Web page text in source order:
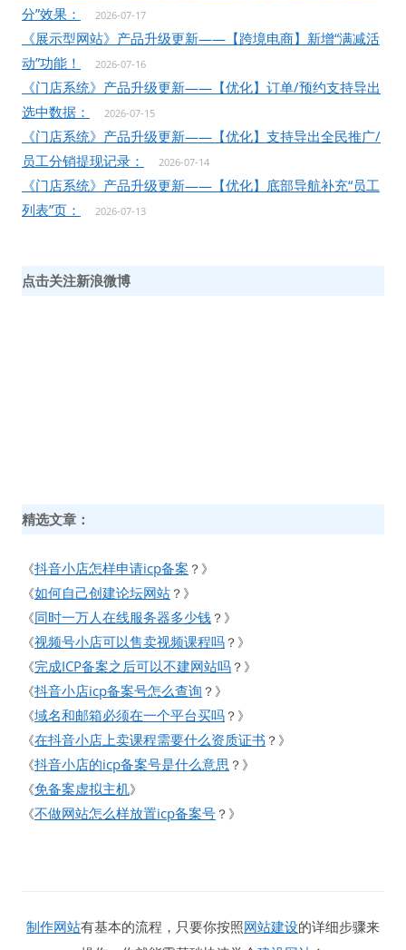
分”效果：
2026-07-17
《展示型网站》产品升级更新——【跨境电商】新增“满减活
动”功能！
2026-07-16
《门店系统》产品升级更新——【优化】订单/预约支持导出
选中数据：
2026-07-15
《门店系统》产品升级更新——【优化】支持导出全民推广/
员工分销提现记录：
2026-07-14
《门店系统》产品升级更新——【优化】底部导航补充“员工
列表”页：
2026-07-13
点击关注新浪微博
精选文章：
《抖音小店怎样申请icp备案 ？》
《如何自己创建论坛网站 ？》
《同时一万人在线服务器多少钱 ？》
《视频号小店可以售卖视频课程吗 ？》
《完成ICP备案之后可以不建网站吗 ？》
《抖音小店icp备案号怎么查询 ？》
《域名和邮箱必须在一个平台买吗 ？》
《在抖音小店上卖课程需要什么资质证书 ？》
《抖音小店的icp备案号是什么意思 ？》
《免备案虚拟主机》
《不做网站怎么样放置icp备案号 ？》
制作网站有基本的流程，只要你按照网站建设的详细步骤来